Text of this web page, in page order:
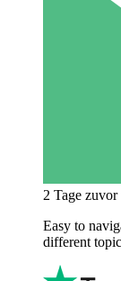
2 Tage zuvor
Easy to
different